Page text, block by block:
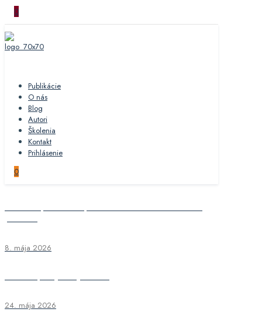
0
Publikácie
O nás
Blog
Autori
Školenia
Kontakt
Prihlásenie
0
8. mája 2026
24. mája 2026